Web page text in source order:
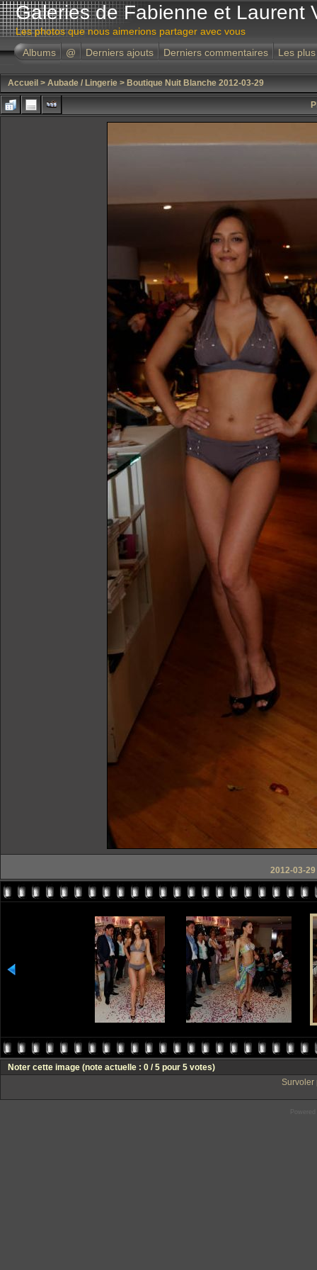
Galeries de Fabienne et Laurent
Les photos que nous aimerions partager avec vous
Albums
@ Derniers ajouts Derniers commentaires Les
Accueil > Aubade / Lingerie > Boutique Nuit Blanche 2012-03-29
2012-03-
Noter cette image (note actuelle : 0 / 5 pour 5 votes)
Survoler